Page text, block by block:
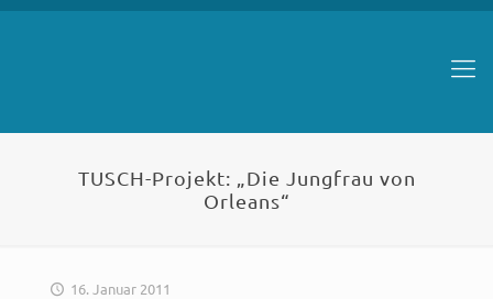
TUSCH-Projekt: „Die Jungfrau von
Orleans“
16. Januar 2011